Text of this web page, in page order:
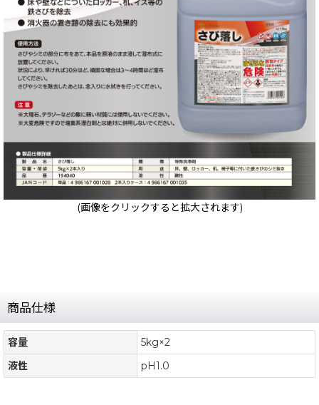
(画像をクリックすると拡大されます)
商品仕様
容量
5kg×2
液性
pH1.0